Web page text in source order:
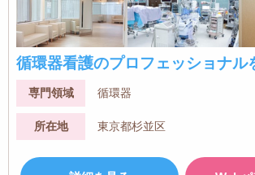
循環器看護のプロフェッショナル
専門領域 循環器
所在地 東京都杉並区